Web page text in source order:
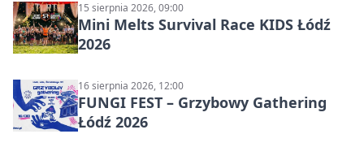
15 sierpnia 2026, 09:00
Mini Melts Survival Race KIDS Łódź
2026
16 sierpnia 2026, 12:00
FUNGI FEST – Grzybowy Gathering
Łódź 2026